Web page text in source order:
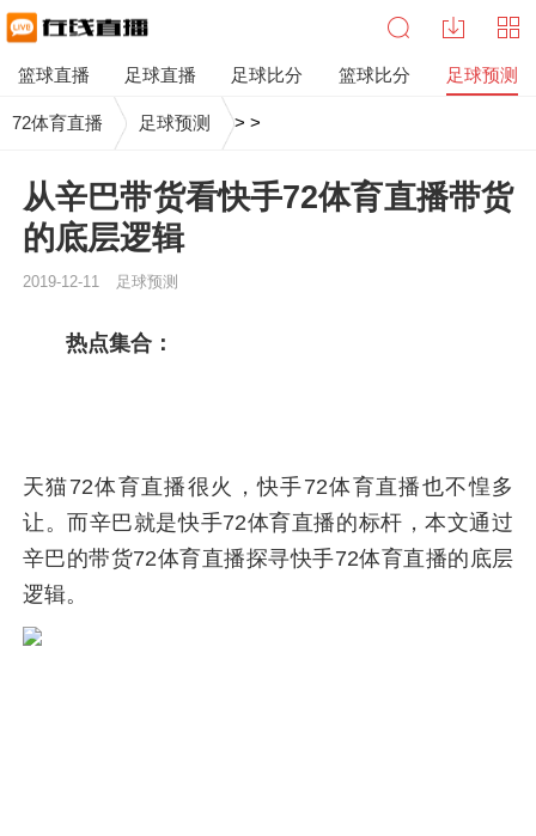
篮球直播 足球直播 足球比分 篮球比分 足球预测
72体育直播 >
足球预测 >
从辛巴带货看快手72体育直播带货
的底层逻辑
2019-12-11 足球预测
热点集合：
天猫72体育直播很火，快手72体育直播也不惶多
让。而辛巴就是快手72体育直播的标杆，本文通过
辛巴的带货72体育直播探寻快手72体育直播的底层
逻辑。